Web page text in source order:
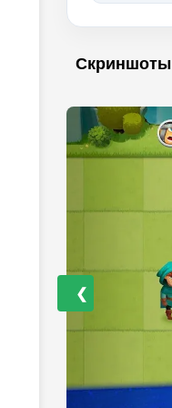
Скриншоты
❮